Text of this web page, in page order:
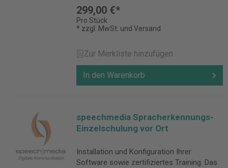
Fragen der Spracherkennung.
299,00 €*
Pro Stück
* zzgl. MwSt. und Versand
Zur Merkliste hinzufügen
In den Warenkorb
speechmedia Spracherkennungs-
Einzelschulung vor Ort
Installation und Konfiguration Ihrer
Software sowie zertifiziertes Training. Das